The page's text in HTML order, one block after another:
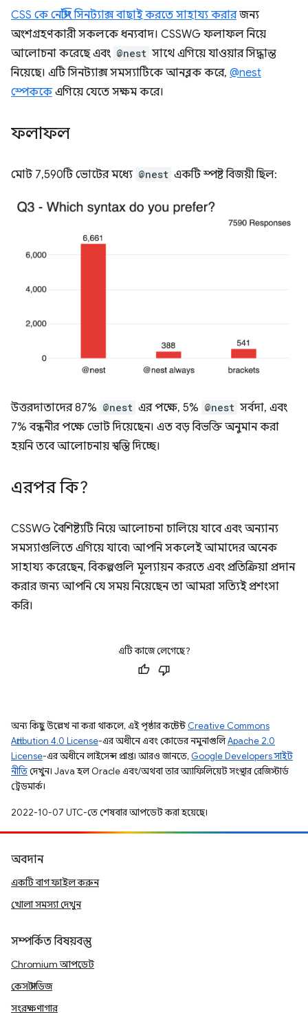
CSS কে নেস্টিং সিনট্যাক্স বাছাই করতে সাহায্য করারজন্য
অংশগ্রহণকারী সকলকে ধন্যবাদ। CSSWG ফলাফল নিয়ে
আলোচনা করেছে এবং @nest সাথে এগিয়ে যাওয়ার সিদ্ধান্ত
নিয়েছে। এটি সিনট্যাক্স সমস্যাটিকে আনব্লক করে, @nest
স্পেককেএগিয়ে যেতে সক্ষম করে।
ফলাফল
মোট 7,590টি ভোটের মধ্যে @nest একটি স্পষ্ট বিজয়ী ছিল:
উত্তরদাতাদের 87% @nest এর পক্ষে, 5% @nest সর্বদা, এবং
7% বন্ধনীর পক্ষে ভোট দিয়েছেন। এত বড় বিভক্তি অনুমান করা
হয়নি তবে আলোচনায় স্বস্তি দিচ্ছে।
এরপর কি?
CSSWG বৈশিষ্ট্যটি নিয়ে আলোচনা চালিয়ে যাবে এবং অন্যান্য
সমস্যাগুলিতে এগিয়ে যাবে৷ আপনি সকলেই আমাদের অনেক
সাহায্য করেছেন, বিকল্পগুলি মূল্যায়ন করতে এবং প্রতিক্রিয়া প্রদান
করার জন্য আপনি যে সময় নিয়েছেন তা আমরা সত্যিই প্রশংসা
করি।
এটি কাজে লেগেছে?
অন্য কিছু উল্লেখ না করা থাকলে, এই পৃষ্ঠার কন্টেন্ট Creative Commons
Attribution 4.0 License-এর অধীনে এবং কোডের নমুনাগুলিApache 2.0
License-এর অধীনে লাইসেন্স প্রাপ্ত। আরও জানতে, Google Developers সাইট
নীতিদেখুন। Java হল Oracle এবং/অথবা তার অ্যাফিলিয়েট সংস্থার রেজিস্টার্ড
ট্রেডমার্ক।
2022-10-07 UTC-তে শেষবার আপডেট করা হয়েছে।
অবদান
একটি বাগ ফাইল করুন
খোলা সমস্যা দেখুন
সম্পর্কিত বিষয়বস্তু
Chromium আপডেট
কেস স্টাডিজ
সংরক্ষণাগার